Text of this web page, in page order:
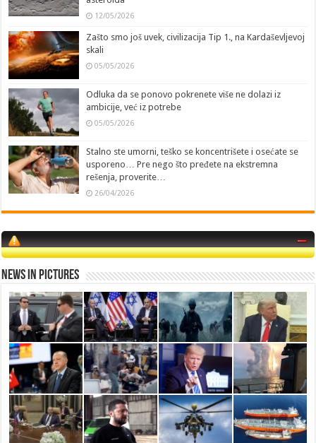
12/05/2026
Zašto smo još uvek, civilizacija Tip 1., na Kardaševljevoj
skali
05/05/2026
Odluka da se ponovo pokrenete više ne dolazi iz
ambicije, već iz potrebe
05/05/2026
Stalno ste umorni, teško se koncentrišete i osećate se
usporeno… Pre nego što pređete na ekstremna
rešenja, proverite…
26/04/2026
News in Pictures